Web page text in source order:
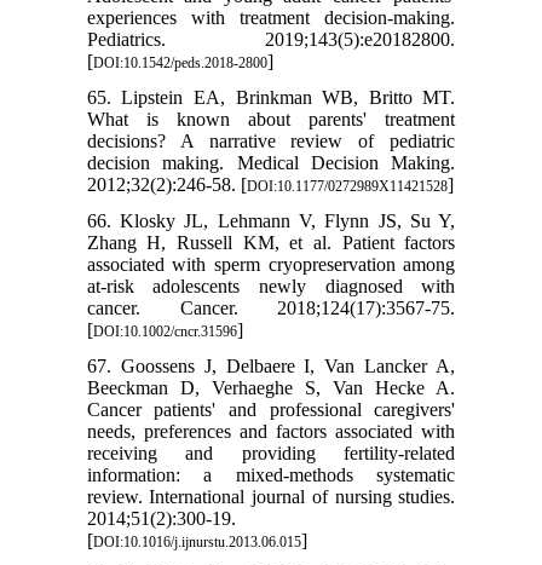
experiences with treatment decision-making.
Pediatrics. 2019;143(5):e20182800.
[DOI:10.1542/peds.2018-2800]
65. Lipstein EA, Brinkman WB, Britto MT.
What is known about parents' treatment
decisions? A narrative review of pediatric
decision making. Medical Decision Making.
2012;32(2):246-58. [DOI:10.1177/0272989X11421528]
66. Klosky JL, Lehmann V, Flynn JS, Su Y,
Zhang H, Russell KM, et al. Patient factors
associated with sperm cryopreservation among
at‐risk adolescents newly diagnosed with
cancer. Cancer. 2018;124(17):3567-75.
[DOI:10.1002/cncr.31596]
67. Goossens J, Delbaere I, Van Lancker A,
Beeckman D, Verhaeghe S, Van Hecke A.
Cancer patients' and professional caregivers'
needs, preferences and factors associated with
receiving and providing fertility-related
information: a mixed-methods systematic
review. International journal of nursing studies.
2014;51(2):300-19.
[DOI:10.1016/j.ijnurstu.2013.06.015]